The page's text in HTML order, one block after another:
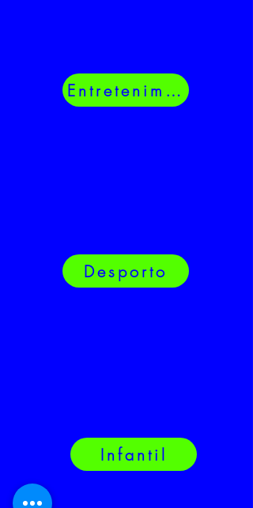
Entretenimento
Desporto
Infantil